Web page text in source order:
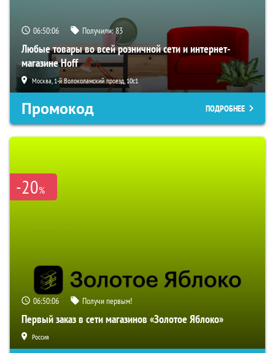
06:50:05 Получили:83
Любые товары во всей розничной сети и интернет-
магазине Hoff
Москва, 1-й Волоколамский проезд, 10с1
Промокод ПОДРОБНЕЕ
-20%
06:50:05 Получи первым!
Первый заказ в сети магазинов «Золотое Яблоко»
Россия